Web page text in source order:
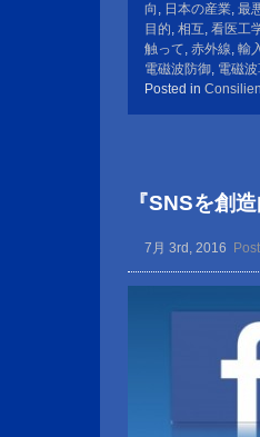
向 , 日本の産業, 最
目的, 相互, 看医工
触って, 赤外線, 輸
電磁波防御, 電磁
Posted in
『SNSを創
7月 3rd, 2016